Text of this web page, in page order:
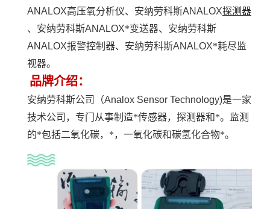
ANALOX高压氧分析仪、安纳劳科斯ANALOX探测器
、安纳劳科斯ANALOX*变送器、安纳劳科斯
ANALOX报警控制器、安纳劳科斯ANALOX*耗尽监
视器。
品牌介绍：
安纳劳科斯公司（Analox Sensor Technology)是一家
技术公司，专门从事制造*传感器，探测器和*。监测
的*包括二氧化碳，*，一氧化碳和碳氢化合物*。